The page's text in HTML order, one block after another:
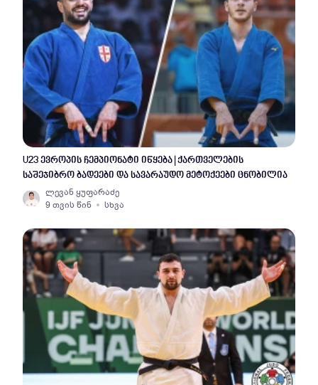
U23 ევროპის ჩემპიონატი იწყება | ქართველების
საშეჯიბრო ბადეები და სავარაუდო მეტოქეები ცნობილია
ლევან ყუფარაძე
9 თვის წინ
სხვა